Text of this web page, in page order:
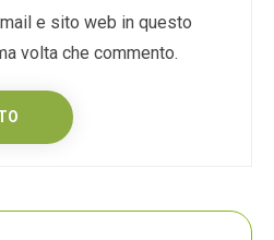
e sito web in questo
volta che commento.